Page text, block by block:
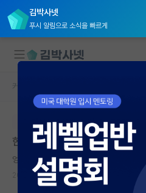
김박사넷
푸시 알림으로 소식을 빠르게
대학원생 모집
국내대학원 정보
연구실&오픈랩
커뮤니티
커뮤니티 홈
본문이 수정되지 않는 박제글입니다.
한평생 준비만 하고, 정작 인
엉뚱한 호르헤 보르헤스
2024.04.25 18 7430